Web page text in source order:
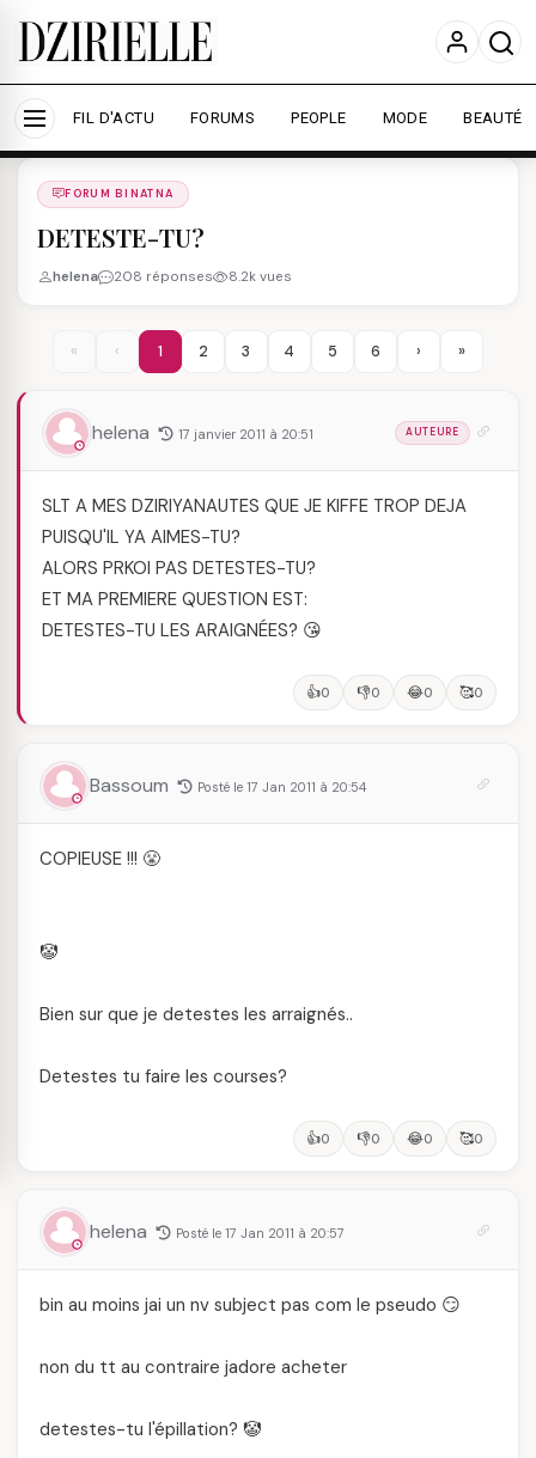
Nous utilisons des cookies pour améliorer votre
expérience et mesurer l'audience.
En savoir plus
Accepter tout Personnaliser
FIL D'ACTU FORUMS PEOPLE MODE BEAUTÉ
Forums
FORUM BINATNA
DETESTE-TU?
helena 208 réponses 8.2k vues
« ‹ 1 2 3 4 5 6 › »
helena 17 janvier 2011 à 20:51 AUTEURE
SLT A MES DZIRIYANAUTES QUE JE KIFFE TROP DEJA
PUISQU'IL YA AIMES-TU?
ALORS PRKOI PAS DETESTES-TU?
ET MA PREMIERE QUESTION EST:
DETESTES-TU LES ARAIGNÉES? 😘
👍0 👎0 😂0 🥰0
Bassoum Posté le 17 Jan 2011 à 20:54
COPIEUSE !!! 😤
🤡
Bien sur que je detestes les arraignés..
Detestes tu faire les courses?
👍0 👎0 😂0 🥰0
helena Posté le 17 Jan 2011 à 20:57
bin au moins jai un nv subject pas com le pseudo 😏
non du tt au contraire jadore acheter
detestes-tu l'épillation? 🤡